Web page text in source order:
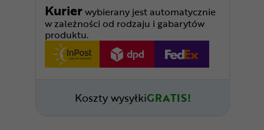
Kurierwybierany jest automatycznie
w zależności od rodzaju i gabarytów
produktu.
Koszty wysyłkiGRATIS!